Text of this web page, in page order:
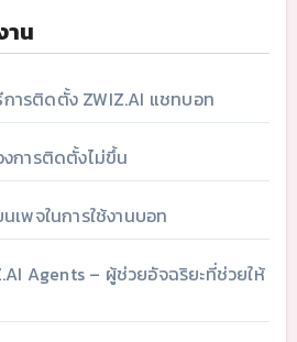
น
ารติดตั้ง ZWIZ.AI แชทบอท
การติดตั้งไม่ขึ้น
เพจในการใช้งานบอท
Agents – ผู้ช่วยอัจฉริยะที่ช่วยให้